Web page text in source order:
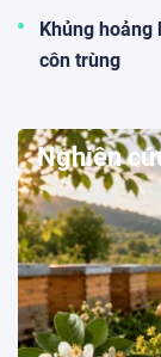
Khủng
côn trùng
Nghiên